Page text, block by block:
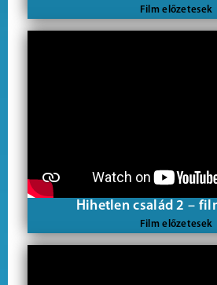
Film előzetesek
Hihetlen család 2 –
Film előzetesek